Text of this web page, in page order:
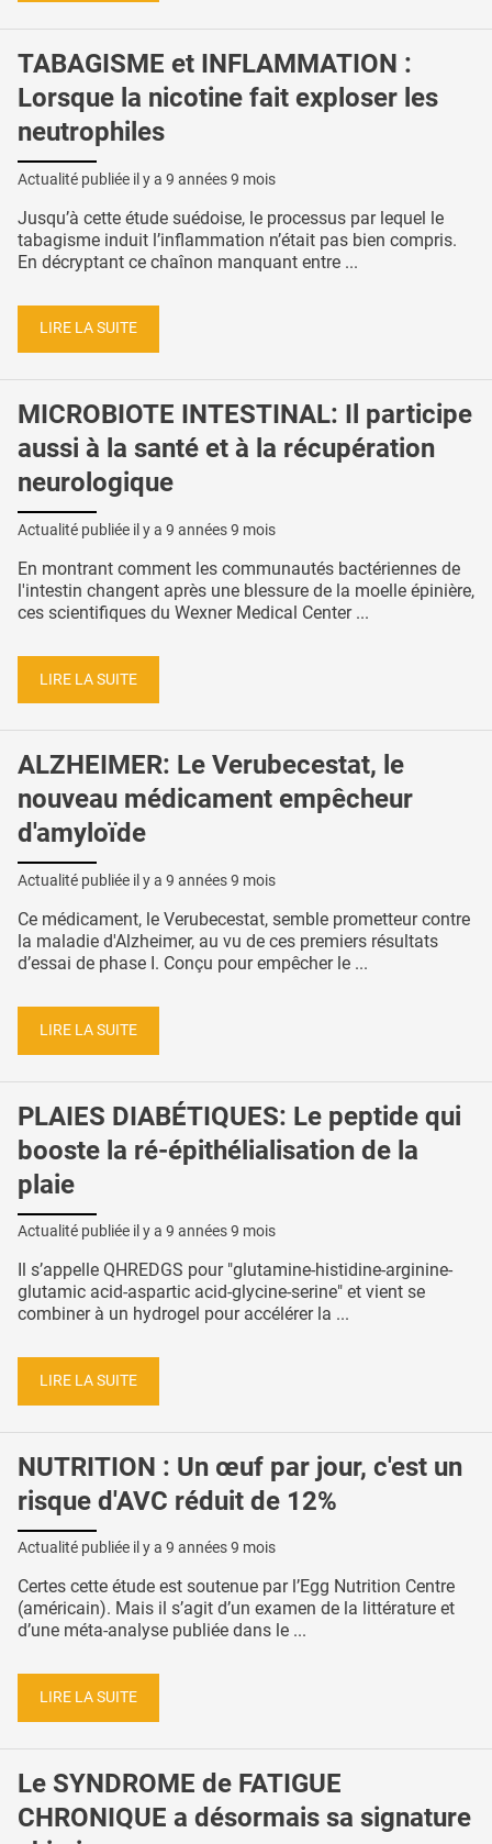
TABAGISME et INFLAMMATION :
Lorsque la nicotine fait exploser les
neutrophiles
Actualité publiée il y a 9 années 9 mois
Jusqu’à cette étude suédoise, le processus par lequel le
tabagisme induit l’inflammation n’était pas bien compris.
En décryptant ce chaînon manquant entre ...
LIRE LA SUITE
MICROBIOTE INTESTINAL: Il participe
aussi à la santé et à la récupération
neurologique
Actualité publiée il y a 9 années 9 mois
En montrant comment les communautés bactériennes de
l'intestin changent après une blessure de la moelle épinière,
ces scientifiques du Wexner Medical Center ...
LIRE LA SUITE
ALZHEIMER: Le Verubecestat, le
nouveau médicament empêcheur
d'amyloïde
Actualité publiée il y a 9 années 9 mois
Ce médicament, le Verubecestat, semble prometteur contre
la maladie d'Alzheimer, au vu de ces premiers résultats
d’essai de phase I. Conçu pour empêcher le ...
LIRE LA SUITE
PLAIES DIABÉTIQUES: Le peptide qui
booste la ré-épithélialisation de la
plaie
Actualité publiée il y a 9 années 9 mois
Il s’appelle QHREDGS pour "glutamine-histidine-arginine-
glutamic acid-aspartic acid-glycine-serine" et vient se
combiner à un hydrogel pour accélérer la ...
LIRE LA SUITE
NUTRITION : Un œuf par jour, c'est un
risque d'AVC réduit de 12%
Actualité publiée il y a 9 années 9 mois
Certes cette étude est soutenue par l’Egg Nutrition Centre
(américain). Mais il s’agit d’un examen de la littérature et
d’une méta-analyse publiée dans le ...
LIRE LA SUITE
Le SYNDROME de FATIGUE
CHRONIQUE a désormais sa signature